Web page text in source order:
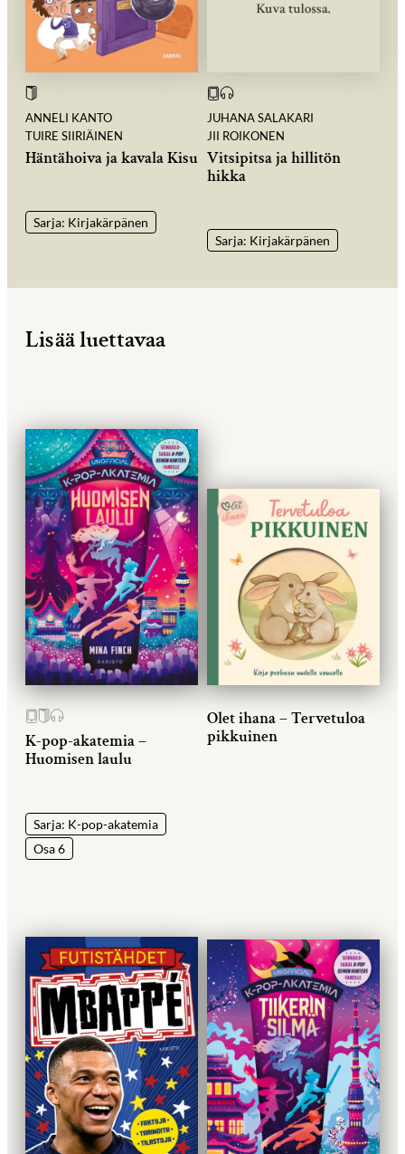
ANNELI KANTO
TUIRE SIIRIÄINEN
Häntähoiva ja kavala Kisu
Sarja: Kirjakärpänen
JUHANA SALAKARI
JII ROIKONEN
Vitsipitsa ja hillitön
hikka
Sarja: Kirjakärpänen
Lisää luettavaa
K-pop-akatemia –
Huomisen laulu
Sarja: K-pop-akatemia
Osa 6
Olet ihana – Tervetuloa
pikkuinen